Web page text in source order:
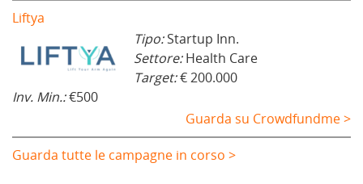
Liftya
Tipo:Startup Inn.
Settore:Health Care
Target:€ 200.000
Inv. Min.:€500
Guarda su Crowdfundme >
Guarda tutte le campagne in corso >